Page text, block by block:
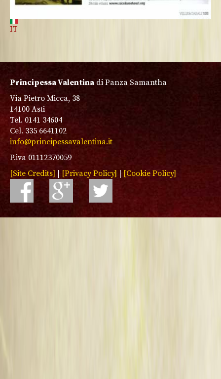
IT
Principessa Valentina di Panza Samantha
Via Pietro Micca, 38
14100 Asti
Tel. 0141 34604
Cel. 335 6641102
info@principessavalentina.it
P.iva 01112370059
[Site Credits]
[Privacy Policy] [Cookie Policy]